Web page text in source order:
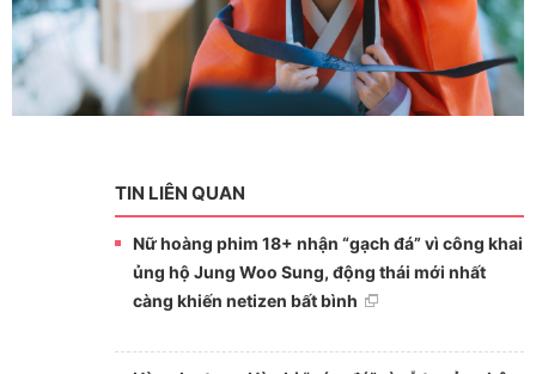
TIN LIÊN QUAN
Nữ hoàng phim 18+ nhận “gạch đá” vì công khai
ủng hộ Jung Woo Sung, động thái mới nhất
càng khiến netizen bất bình